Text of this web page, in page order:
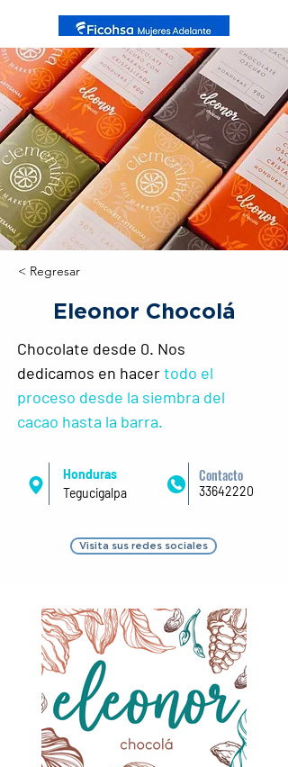
< Regresar
Eleonor Chocolá
Chocolate desde 0. Nos
dedicamos en hacer todo el
proceso desde la siembra del
cacao hasta la barra.
Honduras
Tegucigalpa
33642220
Contacto
Visita sus redes sociales